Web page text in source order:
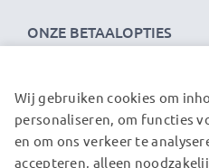
ONZE BETAALOPTIES
ONZE VERZENDPARTNERS
Wij gebruiken cookies om
personaliseren, om functies
en om ons verkeer te
accepteren, alleen